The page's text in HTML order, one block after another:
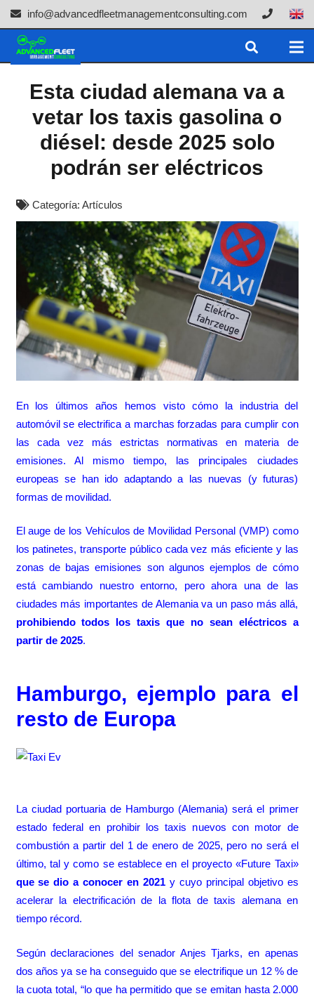
info@advancedfleetmanagementconsulting.com
Esta ciudad alemana va a
vetar los taxis gasolina o
diésel: desde 2025 solo
podrán ser eléctricos
Categoría: Artículos
En los últimos años hemos visto cómo la industria del
automóvil se electrifica a marchas forzadas para cumplir con
las cada vez más estrictas normativas en materia de
emisiones. Al mismo tiempo, las principales ciudades
europeas se han ido adaptando a las nuevas (y futuras)
formas de movilidad.
El auge de los Vehículos de Movilidad Personal (VMP) como
los patinetes, transporte público cada vez más eficientey las
zonas de bajas emisiones son algunos ejemplos de cómo
está cambiando nuestro entorno, pero ahora una de las
ciudades más importantes de Alemania va un paso más allá,
prohibiendo todos los taxis que no sean eléctricos a
partir de 2025.
Hamburgo, ejemplo para el
resto de Europa
La ciudad portuaria de Hamburgo (Alemania) será el primer
estado federal en prohibir los taxis nuevos con motor de
combustióna partir del 1 de enero de 2025, pero no será el
último, tal y como se establece en el proyecto «Future Taxi»
que se dio a conocer en 2021y cuyo principal objetivo es
acelerar la electrificación de la flota de taxis alemana en
tiempo récord.
Según declaraciones del senador Anjes Tjarks, en apenas
dos años ya se ha conseguido que se electrifique un 12 % de
la cuota total, “lo que ha permitido que se emitan hasta 2.000